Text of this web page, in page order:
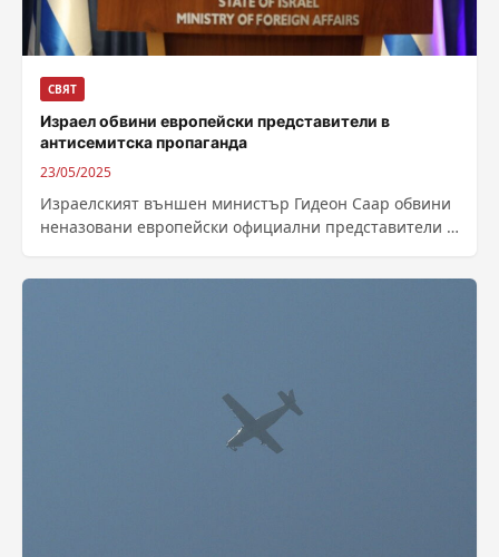
СВЯТ
Израел обвини европейски представители в
антисемитска пропаганда
23/05/2025
Израелският външен министър Гидеон Саар обвини
неназовани европейски официални представители в
причина за враждебния климат, в...